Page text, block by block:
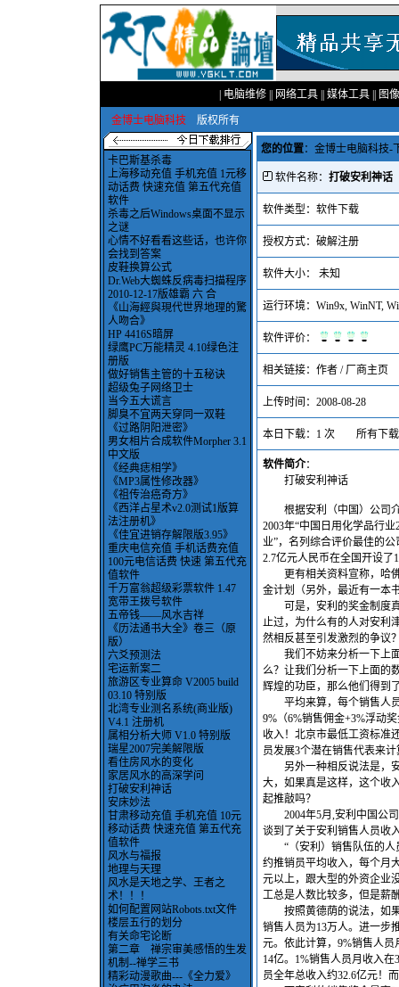
电脑维修 网络工具 媒体工具 图
金博士电脑科技 版权所有
卡巴斯基杀毒
上海移动充值 手机充值 1元移
动话费 快速充值 第五代充值
软件
杀毒之后Windows桌面不显示
之谜
心情不好看看这些话，也许你
会找到答案
皮鞋换算公式
Dr.Web大蜘蛛反病毒扫描程序
2010-12-17版雄霸 六 合
《山海經與現代世界地理的驚
人吻合》
HP 4416S暗屏
绿鹰PC万能精灵 4.10绿色注
册版
做好销售主管的十五秘诀
超级兔子网络卫士
当今五大谎言
脚臭不宜两天穿同一双鞋
《过路阴阳泄密》
男女相片合成软件Morpher 3.1
中文版
《经典痣相学》
《MP3属性修改器》
《祖传治癌奇方》
《西洋占星术v2.0测试1版算
法注册机》
《佳宜进销存解限版3.95》
重庆电信充值 手机话费充值
100元电信话费 快速 第五代充
值软件
千万富翁超级彩票软件 1.47
宽带王拨号软件
五帝钱——风水吉祥
《历法通书大全》卷三（原
版）
六爻预测法
宅运新案二
旅游区专业算命 V2005 build
03.10 特别版
北湾专业测名系统(商业版)
V4.1 注册机
属相分析大师 V1.0 特别版
瑞星2007完美解限版
看住房风水的变化
家居风水的高深学问
打破安利神话
安床妙法
甘肃移动充值 手机充值 10元
移动话费 快速充值 第五代充
值软件
风水与福报
地理与天理
风水是天地之学、王者之
术！！！
如何配置网站Robots.txt文件
楼层五行的划分
有关命宅论断
第二章 禅宗审美感悟的生发
机制--禅学三书
精彩动漫歌曲---《全力爱》
您的位置： 金博士电脑科技-
软件名称： 打破安利神话
软件类型：软件下载
授权方式：破解注册
软件大小： 未知
运行环境：Win9x, WinNT,
软件评价：
相关链接： 作者 / 厂商主页
上传时间：2008-08-28
本日下载：1 次 所有下载
软件简介：
打破安利神话
根据安利（中国）公司介
2003年“中国日用化学品行
业”，名列综合评价最佳的
2.7亿元人民币在全国开设了
更有相关资料宣称，哈佛
金计划（另外，最近有一本
可是，安利的奖金制度真
止过，为什么有的人对安利
然相反甚至引发激烈的争议
我们不妨来分析一下上面
么？让我们分析一下上面的
辉煌的功臣，那么他们得到
平均来算，每个销售人员
9%（6%销售佣金+3%浮动
收入！北京市最低工资标准
员发展3个潜在销售代表来
另外一种相反说法是，安
大，如果真是这样，这个收
起推敲吗？
2004年5月,安利中国公司
谈到了关于安利销售人员收
“（安利）销售队伍的人
约推销员平均收入，每个月
元以上，跟大型的外资企业
工总是人数比较多，但是薪
按照黄德荫的说法，如果
销售人员为13万人。进一步
元。依此计算，9%销售人员
14亿。1%销售人员月收入
员全年总收入约32.6亿元！